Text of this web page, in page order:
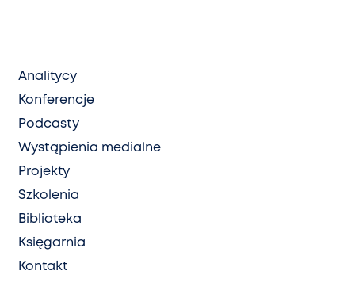
Analitycy
Konferencje
Podcasty
Wystąpienia medialne
Projekty
Szkolenia
Biblioteka
Księgarnia
Kontakt